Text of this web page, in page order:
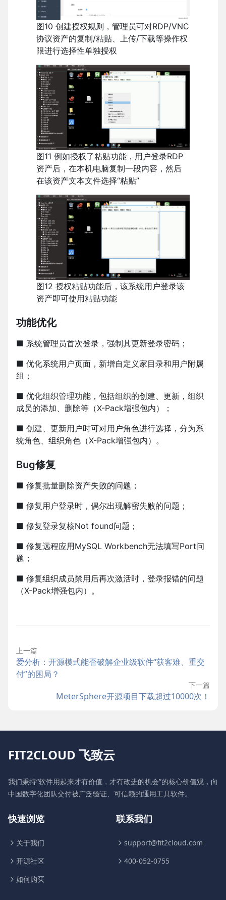
图10 创建授权规则，管理员可对RDP/VNC
协议资产的复制/粘贴、上传/下载等操作权
限进行选择性单独授权
图11 例如授权了粘贴功能，用户登录RDP
资产后，在本机电脑复制一段内容，然后
在该资产文本文件选择“粘贴”
图12 授权粘贴功能后，该系统用户登录该
资产即可使用粘贴功能
功能优化
■ 系统管理员首次登录，强制其更新登录密码；
■ 优化系统用户页面，新增自定义家目录和用户附属
组；
■ 优化组织管理功能，包括组织的创建、更新，组织
成员的添加、删除等（X-Pack增强包内）；
■ 创建、更新用户时可对用户角色进行选择，分为系
统角色、组织角色（X-Pack增强包内）。
Bug修复
■ 修复批量删除资产失败的问题；
■ 修复用户登录时，偶尔出现解密失败的问题；
■ 修复登录复核Not found问题；
■ 修复远程应用MySQL Workbench无法填写Port问
题；
■ 修复组织成员禁用后再次激活时，登录报错的问题
（X-Pack增强包内）。
上一篇
爱分析：开源模式能否破解企业级软件“获客难、重交
付”的困局？
下一篇
MeterSphere开源项目下载超过10000次！
FIT2CLOUD 飞致云
我们秉持“软件用起来才有价值，才有改进的机会”的核心价值观，向
中国数字化团队交付被广泛验证、可信赖的通用工具软件。
快速浏览
关于我们
开源社区
如何购买
联系我们
support@fit2cloud.com
400-052-0755